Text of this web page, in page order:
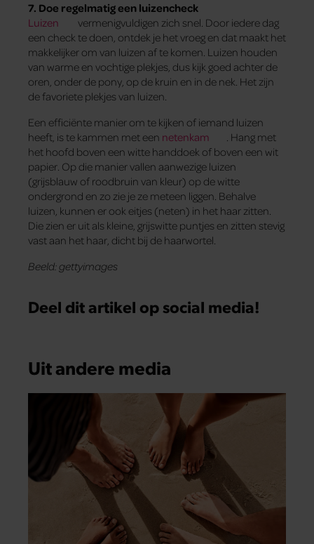
7. Doe regelmatig een luizencheck
Luizen
vermenigvuldigen zich snel. Door iedere dag
een check te doen, ontdek je het vroeg en dat maakt het
makkelijker om van luizen af te komen. Luizen houden
van warme en vochtige plekjes, dus kijk goed achter de
oren, onder de pony, op de kruin en in de nek. Het zijn
de favoriete plekjes van luizen.
Een efficiënte manier om te kijken of iemand luizen
heeft, is te kammen met een netenkam
. Hang met
het hoofd boven een witte handdoek of boven een wit
papier. Op die manier vallen aanwezige luizen
(grijsblauw of roodbruin van kleur) op de witte
ondergrond en zo zie je ze meteen liggen. Behalve
luizen, kunnen er ook eitjes (neten) in het haar zitten.
Die zien er uit als kleine, grijswitte puntjes en zitten stevig
vast aan het haar, dicht bij de haarwortel.
Beeld: gettyimages
Deel dit artikel op social media!
Uit andere media